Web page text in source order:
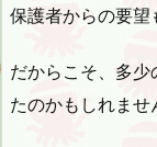
保護者からの要望
だからこそ、多
たのかもしれませ